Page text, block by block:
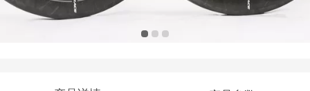
537A4600_副本